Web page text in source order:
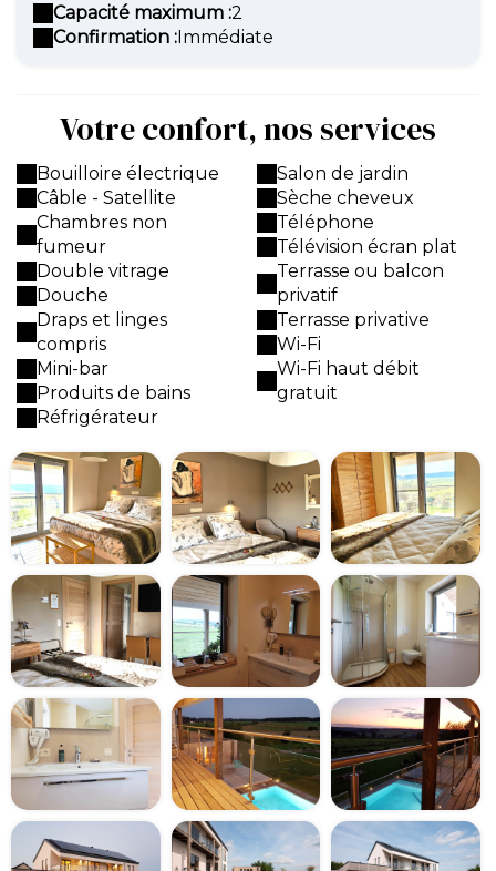
Capacité maximum :2
Confirmation :Immédiate
Votre confort, nos services
Bouilloire électrique
Câble - Satellite
Chambres non
fumeur
Double vitrage
Douche
Draps et linges
compris
Mini-bar
Produits de bains
Réfrigérateur
Salon de jardin
Sèche cheveux
Téléphone
Télévision écran plat
Terrasse ou balcon
privatif
Terrasse privative
Wi-Fi
Wi-Fi haut débit
gratuit